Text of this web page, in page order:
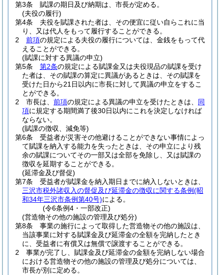
第3条
賦課の期日及び納期は、市長が定める。
(夫役の履行)
第4条
夫役を賦課された者は、その便宜に従い自らこれに当
り、又は代人をもって履行することができる。
2
前項の規定による夫役の履行については、金銭をもって代
えることができる。
(賦課に対する異議の申立)
第5条
第2条の規定による賦課金又は夫役現品の賦課を受け
た者は、その賦課の算定に異議があるときは、その賦課を
受けた日から21日以内に市長に対して異議の申立をするこ
とができる。
2
市長は、 前項の規定による異議の申立を受けたときは、 同
項に規定する期間満了後30日以内にこれを決定しなければ
ならない。
(賦課の徴収、減免等)
第6条
受益者が災害その他避けることができない事情によっ
て賦課を納入する能力を失ったときは、その申立により残
余の賦課についてその一部又は全部を免除し、又は賦課の
徴収を延期することができる。
(延滞金及び督促)
第7条
受益者が賦課金を納入期日までに納入しないときは、
三沢市税外諸収入の督促及び延滞金の徴収に関する条例(昭
和34年三沢市条例第40号)による。
(令6条例4・一部改正)
(営造物その他の施設の管理及び処分)
第8条
事業の施行によって取得した営造物その他の施設は、
当該事業に対する賦課金及び延滞金の全額を完納したとき
に、受益者に有償又は無償で譲渡することができる。
2
事業が完了し、賦課金及び延滞金の金額を完納しない場合
における営造物その他の施設の管理及び処分については、
市長が別に定める。